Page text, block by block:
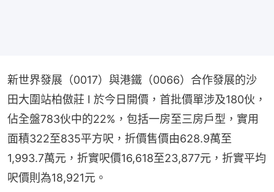
新世界發展（0017）與港鐵（0066）合作發展的沙
田大圍站柏傲莊 I 於今日開價，首批價單涉及180伙，
佔全盤783伙中的22%，包括一房至三房戶型，實用
面積322至835平方呎，折價售價由628.9萬至
1,993.7萬元，折實呎價16,618至23,877元，折實平均
呎價則為18,921元。